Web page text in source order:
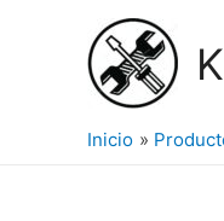
Inicio